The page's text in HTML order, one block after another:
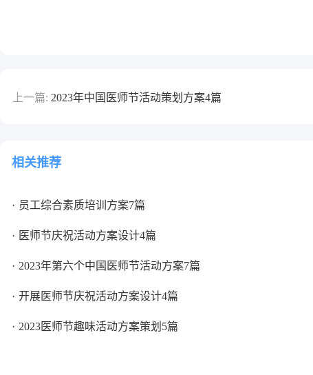
上一篇: 2023年中国医师节活动策划方案4篇
相关推荐
员工综合素质培训方案7篇
医师节庆祝活动方案设计4篇
2023年第六个中国医师节活动方案7篇
开展医师节庆祝活动方案设计4篇
2023医师节趣味活动方案策划5篇